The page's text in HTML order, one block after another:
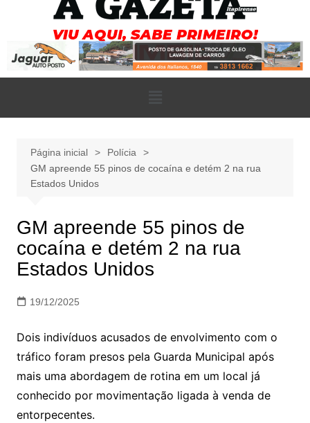
Página inicial
Polícia
GM apreende 55 pinos de cocaína e detém 2 na rua
Estados Unidos
GM apreende 55 pinos de
cocaína e detém 2 na rua
Estados Unidos
19/12/2025
Dois indivíduos acusados de envolvimento com o
tráfico foram presos pela Guarda Municipal após
mais uma abordagem de rotina em um local já
conhecido por movimentação ligada à venda de
entorpecentes.